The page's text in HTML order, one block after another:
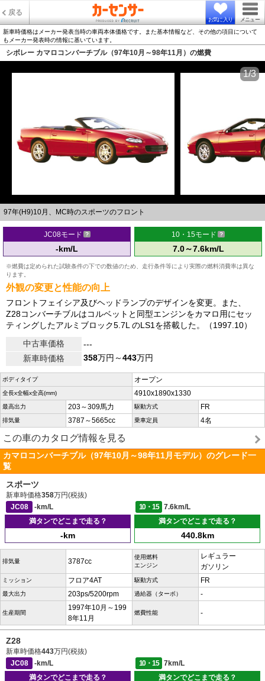
戻る
お気に入り メニュー
新車時価格はメーカー発表当時の車両本体価格です。また基本情報など、その他の項目について
もメーカー発表時の情報に基いています。
シボレー カマロコンバーチブル（97年10月～98年11月）の燃費
97年(H9)10月、MC時のスポーツのフロント
1/3
JC08モード
-km/L
10・15モード
7.0～7.6km/L
※燃費は定められた試験条件の下での数値のため、走行条件等により実際の燃料消費率は異な
ります。
外観の変更と性能の向上
フロントフェイシア及びヘッドランプのデザインを変更。また、
Z28コンバーチブルはコルベットと同型エンジンをカマロ用にセッ
ティングしたアルミブロック5.7L のLS1を搭載した。（1997.10）
中古車価格
---
新車時価格
358万円～443万円
ボディタイプ オープン
全長x全幅x全高(mm) 4910x1890x1330
最高出力 203～309馬力 駆動方式 FR
排気量 3787～5665cc 乗車定員 4名
この車のカタログ情報を見る
カマロコンバーチブル（97年10月～98年11月モデル）のグレード一
覧
スポーツ
新車時価格358万円(税抜)
JC08
-km/L 10・15
7.6km/L
満タンでどこまで走る？
-km
満タンでどこまで走る？
440.8km
排気量 3787cc
使用燃料
エンジン
レギュラー
ガソリン
ミッション フロア4AT 駆動方式 FR
最大出力 203ps/5200rpm 過給器（ターボ） -
生産期間
1997年10月～199
8年11月
燃費性能 -
Z28
新車時価格443万円(税抜)
JC08
-km/L 10・15
7km/L
満タンでどこまで走る？
満タンでどこまで走る？